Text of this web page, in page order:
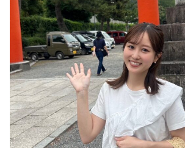
本日はダイアンなり！シーズン２
朝だ！生です旅サラダ
教えて！ニュースライブ 正義のミカタ
ＬＩＦＥ～夢のカタチ～
新婚さんいらっしゃい！
ポツンと一軒家
ザキ山小屋本館